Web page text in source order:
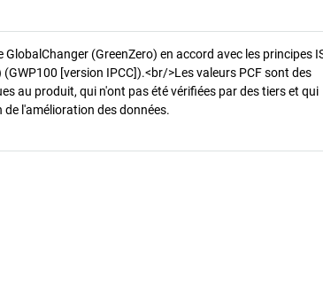
(GreenZero) en accord avec les principes
[version IPCC]).<br/>Les valeurs PCF sont des
au produit, qui n'ont pas été vérifiées par des tiers et qui
l'amélioration des données.